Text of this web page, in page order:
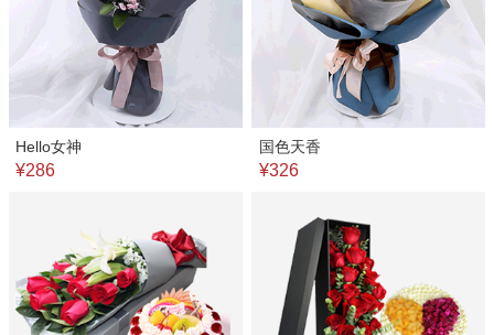
Hello女神
¥286
国色天香
¥326